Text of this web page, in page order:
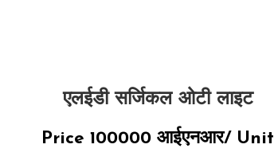
एलईडी सर्जिकल ओटी लाइट
Price 100000 आईएनआर/ Unit